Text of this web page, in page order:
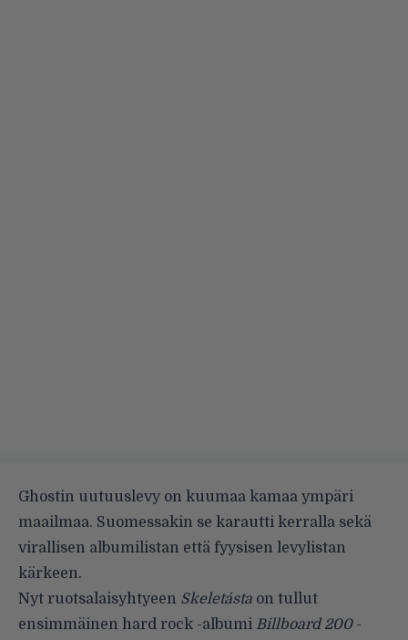
Ghostin uutuuslevy on kuumaa kamaa ympäri
maailmaa. Suomessakin se karautti kerralla sekä
virallisen albumilistan että fyysisen levylistan
kärkeen.
Nyt ruotsalaisyhtyeen Skeletásta on tullut
ensimmäinen hard rock -albumi Billboard 200-